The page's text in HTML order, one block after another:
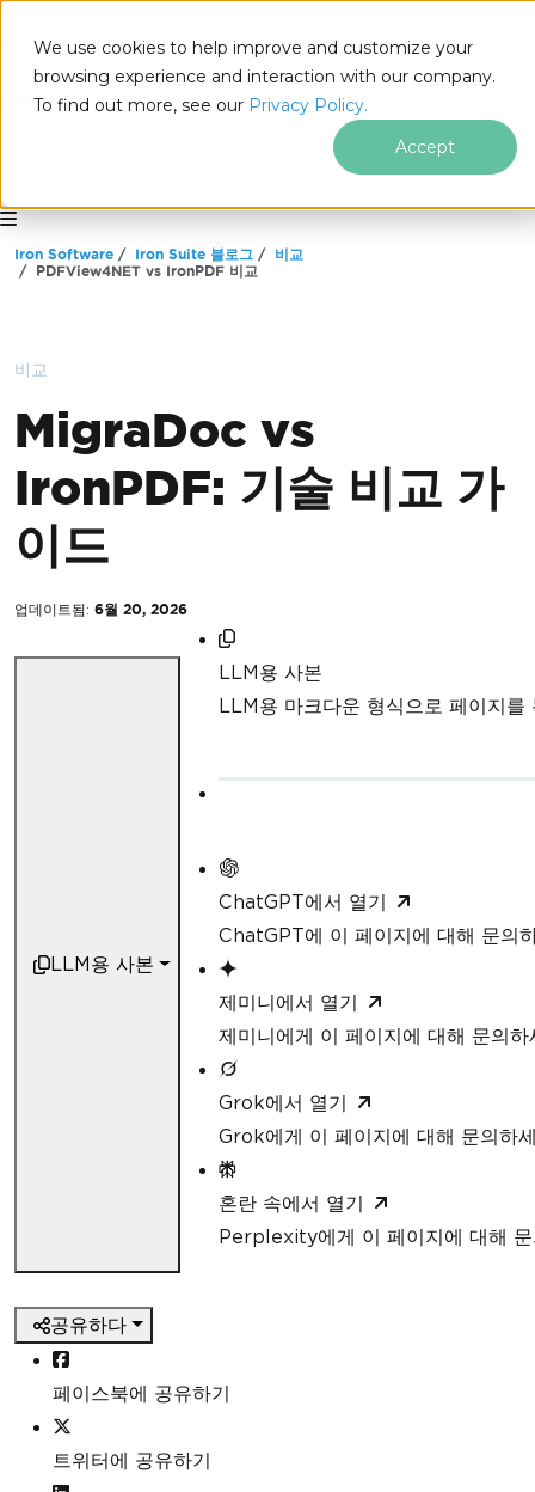
We use cookies to help improve and customize your
browsing experience and interaction with our company.
To find out more, see our Privacy Policy.
Accept
푸터 콘텐츠로 바로가기
Iron Software Iron Suite 블로그
비교
PDFView4NET vs IronPDF 비교
비교
MigraDoc vs
IronPDF: 기술 비교 가
이드
업데이트됨: 6월 20, 2026
LLM용 사본
LLM용 사본
LLM용 마크다운 형식으로 페이지를
ChatGPT에서 열기
ChatGPT에 이 페이지에 대해 문의
제미니에서 열기
제미니에게 이 페이지에 대해 문의하
Grok에서 열기
Grok에게 이 페이지에 대해 문의하
혼란 속에서 열기
Perplexity에게 이 페이지에 대해 문
공유하다
페이스북에 공유하기
트위터에 공유하기